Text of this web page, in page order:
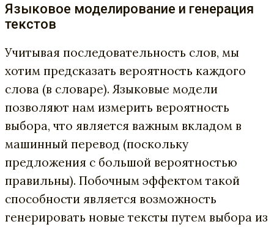
Языковое моделирование и генерация
текстов
Учитывая последовательность слов, мы
хотим предсказать вероятность каждого
слова (в словаре). Языковые модели
позволяют нам измерить вероятность
выбора, что является важным вкладом в
машинный перевод (поскольку
предложения с большой вероятностью
правильны). Побочным эффектом такой
способности является возможность
генерировать новые тексты путем выбора из